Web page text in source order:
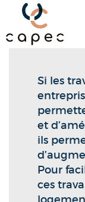
Panneau de
Si les
et
ils
Pour
ces